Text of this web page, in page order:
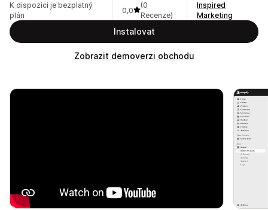
K dispozici je bezplatný
plán
0,0
(0
Recenze)
Inspired
Marketing
Instalovat
Zobrazit demoverzi obchodu